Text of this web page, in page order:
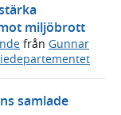
miljöbrott
från Gunnar
samlade